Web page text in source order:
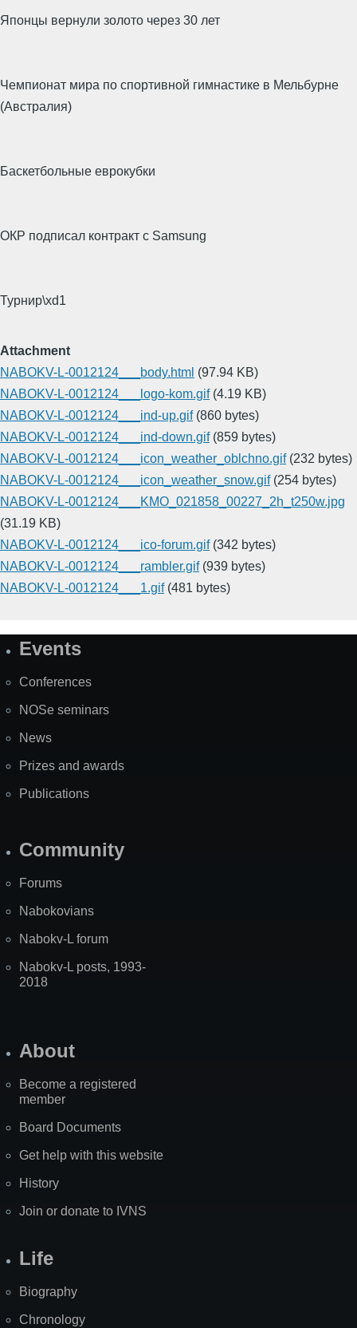
Японцы вернули золото через 30 лет
Чемпионат мира по спортивной гимнастике в Мельбурне
(Австралия)
Баскетбольные еврокубки
ОКР подписал контракт с Samsung
Турнир\xd1
Attachment
NABOKV-L-0012124___body.html (97.94 KB)
NABOKV-L-0012124___logo-kom.gif (4.19 KB)
NABOKV-L-0012124___ind-up.gif (860 bytes)
NABOKV-L-0012124___ind-down.gif (859 bytes)
NABOKV-L-0012124___icon_weather_oblchno.gif (232 bytes)
NABOKV-L-0012124___icon_weather_snow.gif (254 bytes)
NABOKV-L-0012124___KMO_021858_00227_2h_t250w.jpg
(31.19 KB)
NABOKV-L-0012124___ico-forum.gif (342 bytes)
NABOKV-L-0012124___rambler.gif (939 bytes)
NABOKV-L-0012124___1.gif (481 bytes)
SiteEvents
Conferences
NOSe seminars
News
Prizes and awards
Publications
Community
Forums
Nabokovians
Nabokv-L forum
Nabokv-L posts, 1993-
2018
About
Become a registered
member
Board Documents
Get help with this website
History
Join or donate to IVNS
Life
Biography
Chronology